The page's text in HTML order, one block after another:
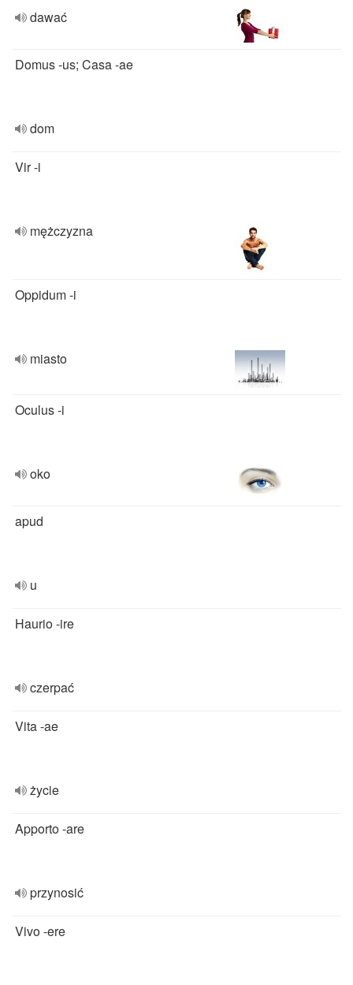
dawać
Domus -us; Casa -ae
dom
Vir -i
mężczyzna
Oppidum -i
miasto
Oculus -i
oko
apud
u
Haurio -ire
czerpać
Vita -ae
życie
Apporto -are
przynosić
Vivo -ere